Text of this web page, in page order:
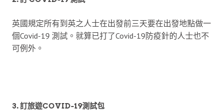
英國規定所有到英之人士在出發前三天要在出發地點做一
個Covid-19 測試。就算已打了Covid-19防疫針的人士也不
可例外。
3.訂旅遊COVID-19測試包